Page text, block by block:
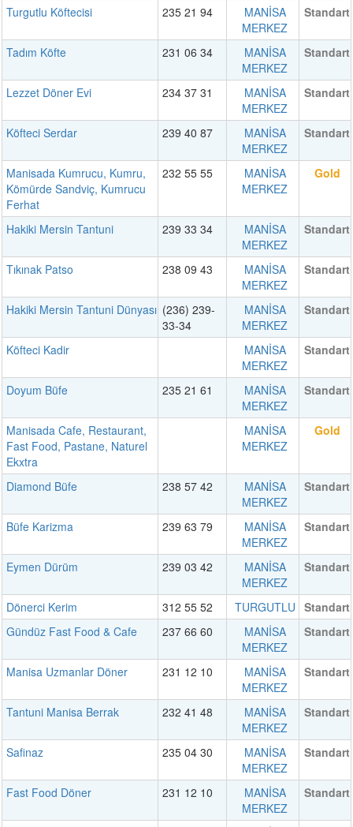
Turgutlu Köftecisi 235 21 94
MANİSA
MERKEZ
Standart
Tadım Köfte 231 06 34
MANİSA
MERKEZ
Standart
Lezzet Döner Evi 234 37 31
MANİSA
MERKEZ
Standart
Köfteci Serdar 239 40 87
MANİSA
MERKEZ
Standart
Manisada Kumrucu, Kumru,
Kömürde Sandviç, Kumrucu
Ferhat
232 55 55
MANİSA
MERKEZ
Gold
Hakiki Mersin Tantuni 239 33 34
MANİSA
MERKEZ
Standart
Tıkınak Patso 238 09 43
MANİSA
MERKEZ
Standart
Hakiki Mersin Tantuni Dünyası (236) 239-
33-34
MANİSA
MERKEZ
Standart
Köfteci Kadir
MANİSA
MERKEZ
Standart
Doyum Büfe 235 21 61
MANİSA
MERKEZ
Standart
Manisada Cafe, Restaurant,
Fast Food, Pastane, Naturel
Ekxtra
MANİSA
MERKEZ
Gold
Diamond Büfe 238 57 42
MANİSA
MERKEZ
Standart
Büfe Karizma 239 63 79
MANİSA
MERKEZ
Standart
Eymen Dürüm 239 03 42
MANİSA
MERKEZ
Standart
Dönerci Kerim 312 55 52 TURGUTLU Standart
Gündüz Fast Food & Cafe
237 66 60
MANİSA
MERKEZ
Standart
Manisa Uzmanlar Döner 231 12 10
MANİSA
MERKEZ
Standart
Tantuni Manisa Berrak 232 41 48
MANİSA
MERKEZ
Standart
Safinaz 235 04 30
MANİSA
MERKEZ
Standart
Fast Food Döner 231 12 10
MANİSA
MERKEZ
Standart